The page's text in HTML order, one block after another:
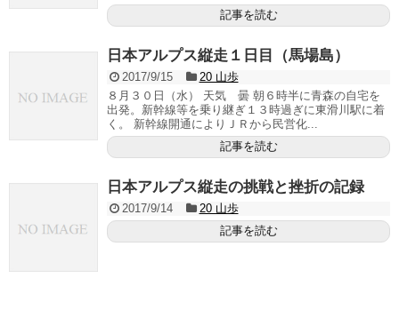
記事を読む
日本アルプス縦走１日目（馬場島）
2017/9/15
20 山歩
８月３０日（水） 天気 曇 朝６時半に青森の自宅を
出発。新幹線等を乗り継ぎ１３時過ぎに東滑川駅に着
く。 新幹線開通によりＪＲから民営化...
記事を読む
日本アルプス縦走の挑戦と挫折の記録
2017/9/14
20 山歩
記事を読む